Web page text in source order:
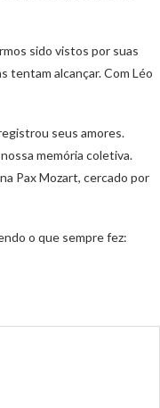
sido vistos por suas
tentam alcançar. Com Léo
seus amores.
memória coletiva.
Pax Mozart, cercado por
o que sempre fez: